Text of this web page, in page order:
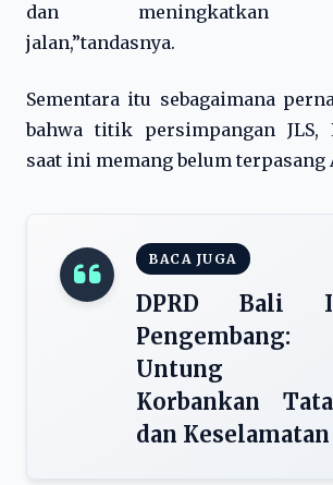
dan meningkatkan
jalan,”tandasnya.
Sementara itu sebagaimana
bahwa titik persimpangan JLS,
saat ini memang belum terpasang
BACA JUGA
DPRD Bali
Untung
Korbankan
dan Keselamatan